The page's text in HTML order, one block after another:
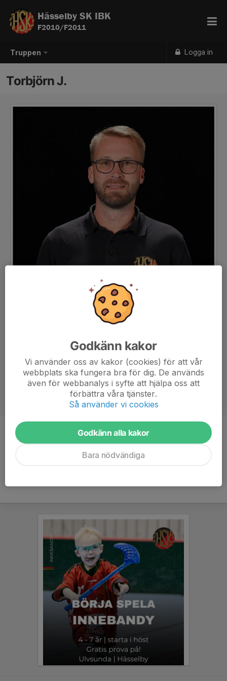
Truppen Logga in
Hässelby SK IBK
F2010/F2011
Torbjörn J.
Titel Tränare
Godkänn kakor
Vi använder oss av kakor (cookies) för att vår
webbplats ska fungera bra för dig. De används
även för webbanalys i syfte att hjälpa oss att
förbättra våra tjänster.
Så använder vi cookies
Godkänn alla kakor
Bara nödvändiga